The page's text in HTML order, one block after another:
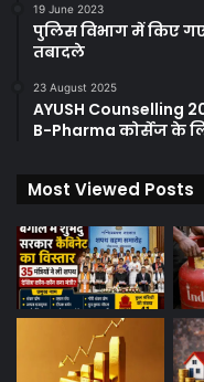
19 June 2023
पुलिस विभाग में किए
तबादले
23 August 2025
AYUSH Counselling
B-Pharma कोर्सेज के
Most Viewed Posts